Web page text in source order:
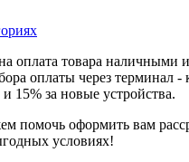
оплата товара наличными
оплаты через терминал -
и 15% за новые устройства.
помочь оформить вам
условиях!